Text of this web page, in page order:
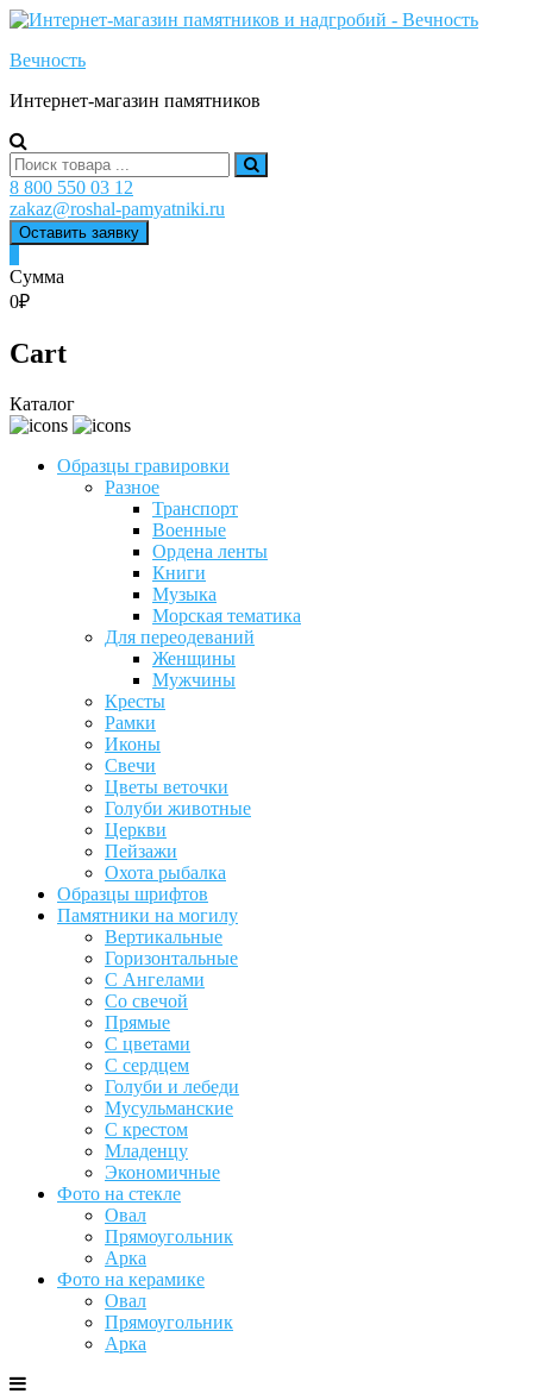
Skip
content
Вечность
Интернет-магазин памятников
Search
for:
8 800 550 03 12
zakaz@roshal-pamyatniki.ru
Оставить заявку
Сумма
0₽
Cart
Каталог
Образцы гравировки
Разное
Транспорт
Военные
Ордена ленты
Книги
Музыка
Морская тематика
Для переодеваний
Женщины
Мужчины
Кресты
Рамки
Иконы
Свечи
Цветы веточки
Голуби животные
Церкви
Пейзажи
Охота рыбалка
Образцы шрифтов
Памятники на могилу
Вертикальные
Горизонтальные
С Ангелами
Со свечой
Прямые
С цветами
С сердцем
Голуби и лебеди
Мусульманские
С крестом
Младенцу
Экономичные
Фото на стекле
Овал
Прямоугольник
Арка
Фото на керамике
Овал
Прямоугольник
Арка